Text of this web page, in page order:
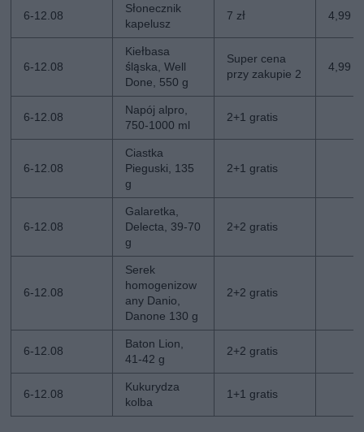
6-12.08
Słonecznik
kapelusz
7 zł 4,99
6-12.08
Kiełbasa
śląska, Well
Done, 550 g
Super cena
przy zakupie 2
4,99
6-12.08
Napój alpro,
750-1000 ml
2+1 gratis
6-12.08
Ciastka
Pieguski, 135
g
2+1 gratis
6-12.08
Galaretka,
Delecta, 39-70
g
2+2 gratis
6-12.08
Serek
homogenizow
any Danio,
Danone 130 g
2+2 gratis
6-12.08
Baton Lion,
41-42 g
2+2 gratis
6-12.08
Kukurydza
kolba
1+1 gratis